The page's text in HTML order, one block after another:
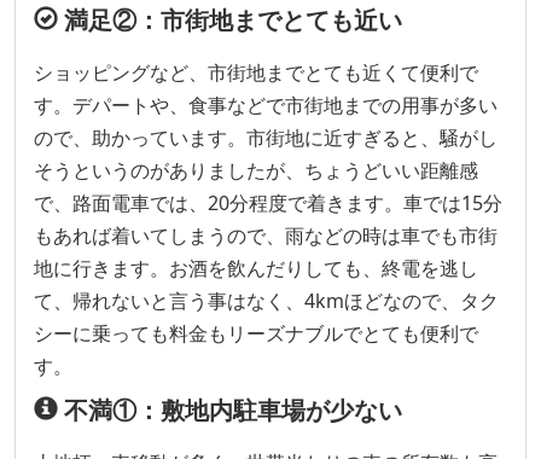
満足②：市街地までとても近い
ショッピングなど、市街地までとても近くて便利で
す。デパートや、食事などで市街地までの用事が多い
ので、助かっています。市街地に近すぎると、騒がし
そうというのがありましたが、ちょうどいい距離感
で、路面電車では、20分程度で着きます。車では15分
もあれば着いてしまうので、雨などの時は車でも市街
地に行きます。お酒を飲んだりしても、終電を逃し
て、帰れないと言う事はなく、4kmほどなので、タク
シーに乗っても料金もリーズナブルでとても便利で
す。
不満①：敷地内駐車場が少ない